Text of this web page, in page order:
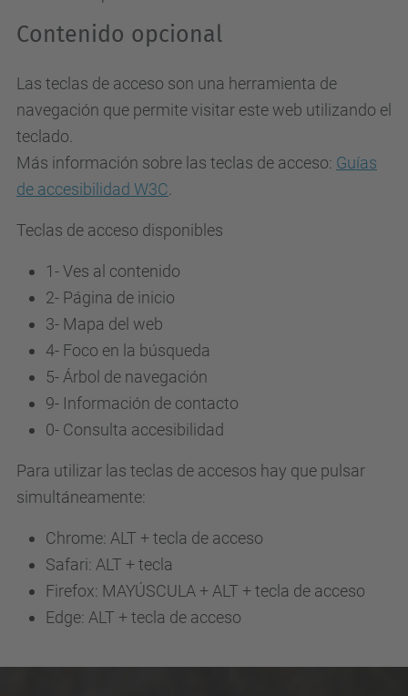
Contenido opcional
Las teclas de acceso son una herramienta de
navegación que permite visitar este web utilizando el
teclado.
Más información sobre las teclas de acceso: Guías
de accesibilidad W3C
Teclas de acceso disponibles
1- Ves al contenido
2- Página de inicio
3- Mapa del web
4- Foco en la búsqueda
5- Árbol de navegación
9- Información de contacto
0- Consulta accesibilidad
Para utilizar las teclas de accesos hay que pulsar
simultáneamente:
Chrome: ALT + tecla de acceso
Safari: ALT + tecla
Firefox: MAYÚSCULA + ALT + tecla de acceso
Edge: ALT + tecla de acceso